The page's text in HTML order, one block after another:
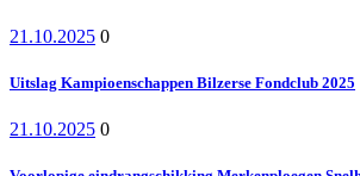
21.10.2025 0
Uitslag Kampioenschappen Bilzerse Fondclub 2025
21.10.2025 0